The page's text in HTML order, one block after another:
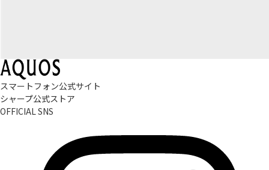
スマートフォン公式サイト
シャープ公式ストア
OFFICIAL SNS